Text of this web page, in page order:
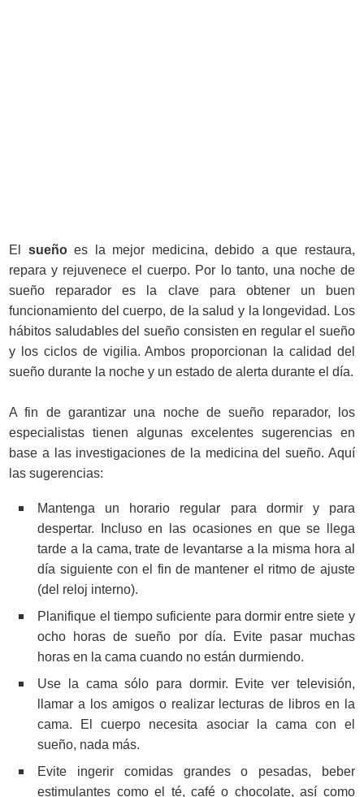
El sueñoes la mejor medicina, debido a que restaura,
repara y rejuvenece el cuerpo. Por lo tanto, una noche de
sueño reparador es la clave para obtener un buen
funcionamiento del cuerpo, de la salud y la longevidad. Los
hábitos saludables del sueño consisten en regular el sueño
y los ciclos de vigilia. Ambos proporcionan la calidad del
sueño durante la noche y un estado de alerta durante el día.
A fin de garantizar una noche de sueño reparador, los
especialistas tienen algunas excelentes sugerencias en
base a las investigaciones de la medicina del sueño. Aquí
las sugerencias:
Mantenga un horario regular para dormir y para
despertar. Incluso en las ocasiones en que se llega
tarde a la cama, trate de levantarse a la misma hora al
día siguiente con el fin de mantener el ritmo de ajuste
(del reloj interno).
Planifique el tiempo suficiente para dormir entre siete y
ocho horas de sueño por día. Evite pasar muchas
horas en la cama cuando no están durmiendo.
Use la cama sólo para dormir. Evite ver televisión,
llamar a los amigos o realizar lecturas de libros en la
cama. El cuerpo necesita asociar la cama con el
sueño, nada más.
Evite ingerir comidas grandes o pesadas, beber
estimulantes como el té, café o chocolate, así como